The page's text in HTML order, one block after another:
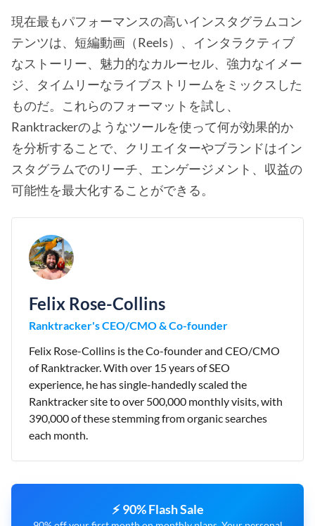
現在最もパフォーマンスの高いインスタグラムコン
テンツは、短編動画（Reels）、インタラクティブ
なストーリー、魅力的なカルーセル、強力なイメー
ジ、タイムリーなライブストリームをミックスした
ものだ。これらのフォーマットを試し、
Ranktrackerのようなツールを使って何が効果的か
を分析することで、クリエイターやブランドはイン
スタグラムでのリーチ、エンゲージメント、収益の
可能性を最大化することができる。
Felix Rose-Collins
Ranktracker's CEO/CMO & Co-founder
Felix Rose-Collins is the Co-founder and CEO/CMO
of Ranktracker. With over 15 years of SEO
experience, he has single-handedly scaled the
Ranktracker site to over 500,000 monthly visits, with
390,000 of these stemming from organic searches
each month.
⚡ 90% Flash Sale